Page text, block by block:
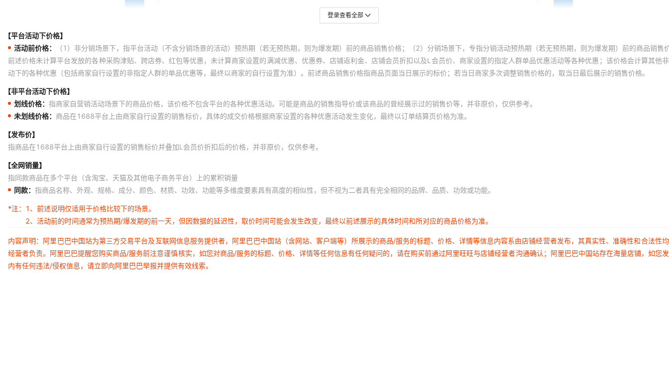
登录查看全部
【平台活动下价格】
活动前价格：
（1）非分销场景下，指平台活动（不含分销场景的活动）预热期（若无预热期，则为爆发期）前的商品销售价格；（2）分销场景下，专指分销活动预热期（若无预热期，则为爆发期）前的商品销售
前述价格未计算平台发放的各种采购津贴、跨店券、红包等优惠，未计算商家设置的满减优惠、优惠券、店铺返利金、店铺会员折扣以及L会员价、商家设置的指定人群单品优惠活动等各种优惠；该价格会计算其他
动下的各种优惠（包括商家自行设置的非指定人群的单品优惠等，最终以商家的自行设置为准）。前述商品销售价格指商品页面当日展示的标价；若当日商家多次调整销售价格的，取当日最后展示的销售价格。
【非平台活动下价格】
划线价格： 指商家自营销活动场景下的商品价格，该价格不包含平台的各种优惠活动。可能是商品的销售指导价或该商品的曾经展示过的销售价等，并非原价，仅供参考。
未划线价格： 商品在1688平台上由商家自行设置的销售标价，具体的成交价格根据商家设置的各种优惠活动发生变化，最终以订单结算页价格为准。
【发布价】
指商品在1688平台上由商家自行设置的销售标价并叠加L会员价折扣后的价格，并非原价，仅供参考。
【全网销量】
指同款商品在多个平台（含淘宝、天猫及其他电子商务平台）上的累积销量
同款： 指商品名称、外观、规格、成分、颜色、材质、功效、功能等多维度要素具有高度的相似性，但不视为二者具有完全相同的品牌、品质、功效或功能。
*注：
1、前述说明仅适用于价格比较下的场景。
2、活动前的时间通常为预热期/爆发期的前一天，但因数据的延迟性，取价时间可能会发生改变，最终以前述展示的具体时间和所对应的商品价格为准。
内容声明：阿里巴巴中国站为第三方交易平台及互联网信息服务提供者，阿里巴巴中国站（含网站、客户端等）所展示的商品/服务的标题、价格、详情等信息内容系由店铺经营者发布，其真实性、准确性和合法性
经营者负责。阿里巴巴提醒您购买商品/服务前注意谨慎核实，如您对商品/服务的标题、价格、详情等任何信息有任何疑问的，请在购买前通过阿里旺旺与店铺经营者沟通确认；阿里巴巴中国站存在海量店铺，如您
内有任何违法/侵权信息，请立即向阿里巴巴举报并提供有效线索。